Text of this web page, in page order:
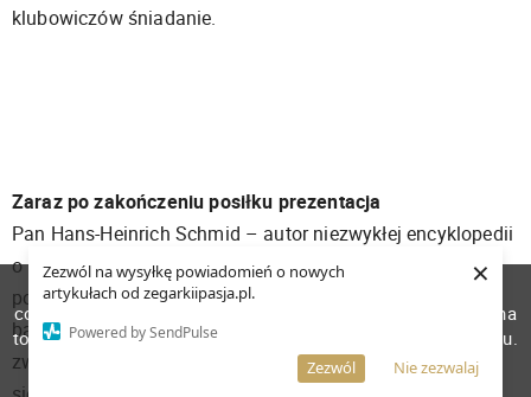
Zezwól na wysyłkę powiadomień o nowych
artykułach od zegarkiipasja.pl.
Powered by SendPulse
Nie zezwalaj
Zezwól
×
klubowiczów śniadanie.
Zaraz po zakończeniu posiłku prezentacja
Pan Hans-Heinrich Schmid – autor niezwykłej encyklopedii
o niemieckich producentach zegarów o industrializacji i
początkach przemysłu zegarowego na Śląsku. Bardzo,
bardzo ciekawy i usystematyzowany wykład. Na co warto
zwrócić uwagę, rozwój przemysłu zegarowego rozpoczął
W celu poprawienia jakości usług korzystamy z plików
cookies. Pozostanie na stronie oznacza, iż wyrażasz zgodę na
to, że pliki cookies będą przechowywane w Twoim urządzeniu.
Więcej informacji